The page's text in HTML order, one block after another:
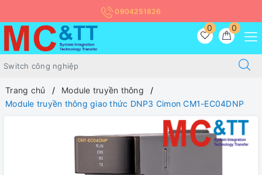
0904251826
0
0
Trang chủ
Module truyền thông
Module truyền thông giao thức DNP3 Cimon CM1-EC04DNP